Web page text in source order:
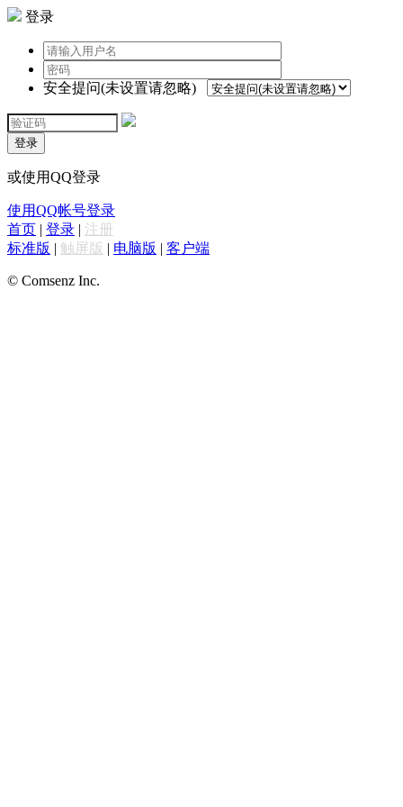
登录
安全提问(未设置请忽略)
登录
或使用QQ登录
使用QQ帐号登录
首页 | 登录 | 注册
标准版 | 触屏版 | 电脑版 | 客户端
© Comsenz Inc.